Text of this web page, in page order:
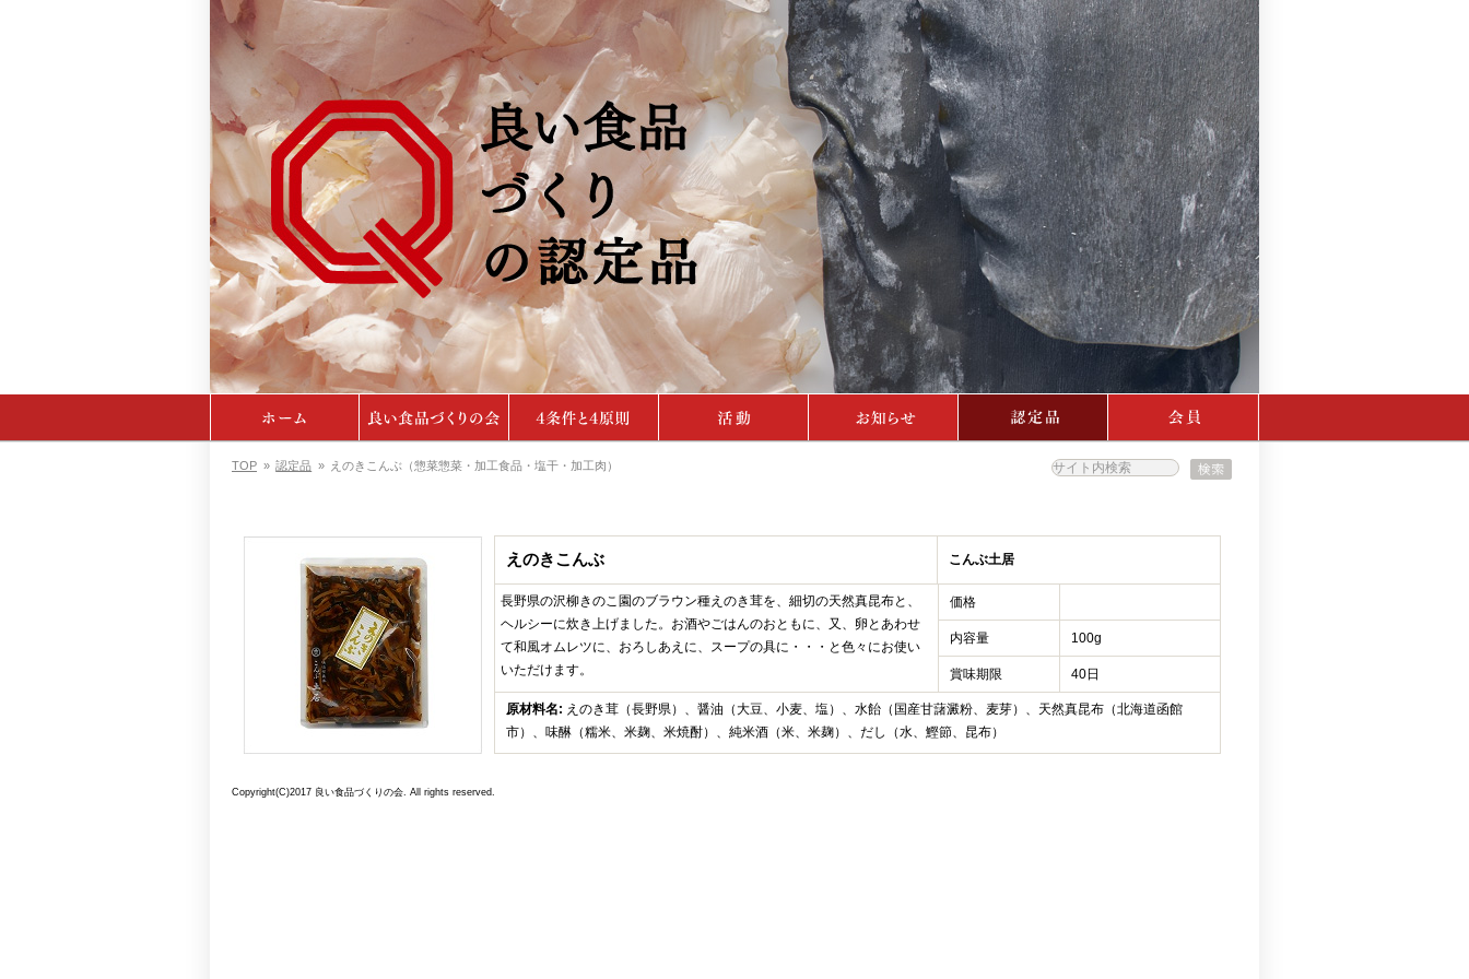
TOP » 認定品 » えのきこんぶ（惣菜惣菜・加工食品・塩干・加工肉）
えのきこんぶ こんぶ土居
長野県の沢柳きのこ園のブラウン種えのき茸を、細切の天然真昆布と、
ヘルシーに炊き上げました。お酒やごはんのおともに、又、卵とあわせ
て和風オムレツに、おろしあえに、スープの具に・・・と色々にお使い
いただけます。
価格
内容量 100g
賞味期限 40日
原材料名: えのき茸（長野県）、醤油（大豆、小麦、塩）、水飴（国産甘藷澱粉、麦芽）、天然真昆布（北海道函館
市）、味醂（糯米、米麹、米焼酎）、純米酒（米、米麹）、だし（水、鰹節、昆布）
Copyright(C)2017 良い食品づくりの会. All rights reserved.